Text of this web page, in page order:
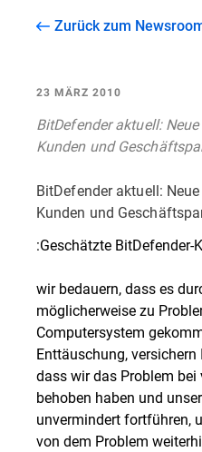
Zurück zum
23 MÄRZ 2010
BitDefender aktuell:
Kunden und
BitDefender aktuell:
Kunden und
:Geschätzte BitDefender-
wir bedauern, dass es
möglicherweise zu
Computersystem
Enttäuschung,
dass wir das Problem bei
behoben haben und
unvermindert fortführen,
von dem Problem